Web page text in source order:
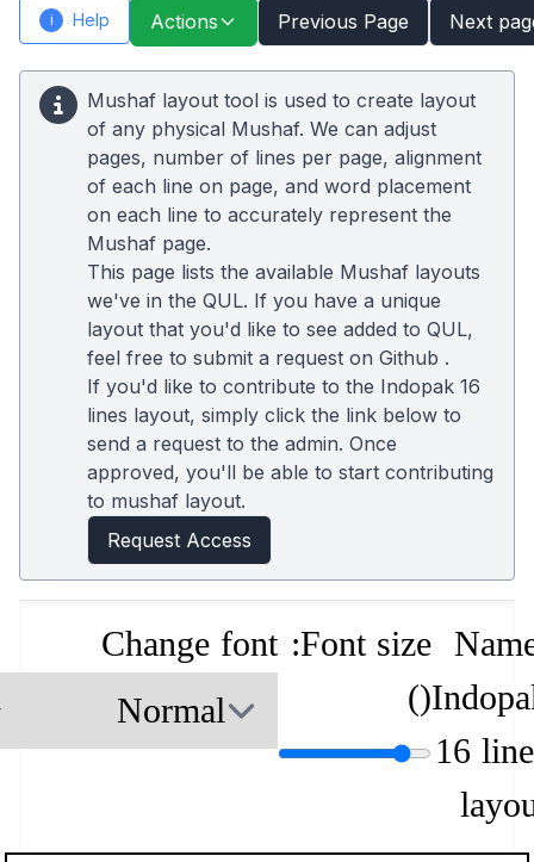
i Help Actions Previous Page Next
Mushaf layout tool is used to create layout
of any physical Mushaf. We can adjust
pages, number of lines per page, alignment
of each line on page, and word placement
on each line to accurately represent the
Mushaf page.
This page lists the available Mushaf layouts
we've in the QUL. If you have a unique
layout that you'd like to see added to QUL,
feel free to submit a request on Github .
If you'd like to contribute to the Indopak 16
lines layout, simply click the link below to
send a request to the admin. Once
approved, you'll be able to start contributing
to mushaf layout.
Request Access
16
Font size:
(
)
Change font